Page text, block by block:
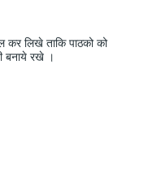
लिखे ताकि पाठको को
बनाये रखे ।